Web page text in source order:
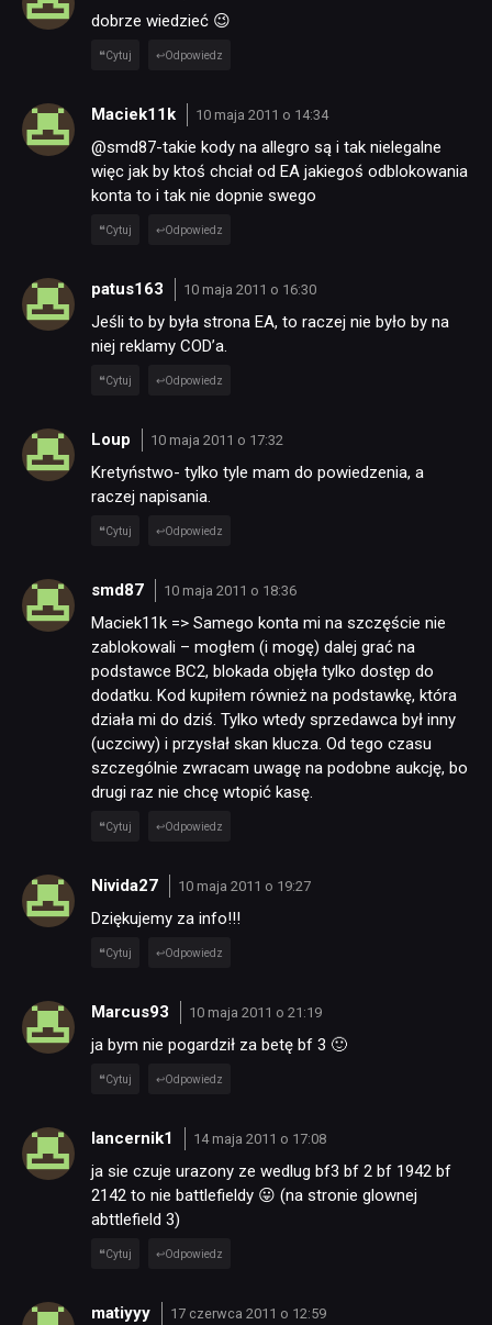
dobrze wiedzieć 😉
Cytuj Odpowiedz
Maciek11k 10 maja 2011 o 14:34
@smd87-takie kody na allegro są i tak nielegalne
więc jak by ktoś chciał od EA jakiegoś odblokowania
konta to i tak nie dopnie swego
Cytuj Odpowiedz
patus163 10 maja 2011 o 16:30
Jeśli to by była strona EA, to raczej nie było by na
niej reklamy COD’a.
Cytuj Odpowiedz
Loup 10 maja 2011 o 17:32
Kretyństwo- tylko tyle mam do powiedzenia, a
raczej napisania.
Cytuj Odpowiedz
smd87 10 maja 2011 o 18:36
Maciek11k => Samego konta mi na szczęście nie
zablokowali – mogłem (i mogę) dalej grać na
podstawce BC2, blokada objęła tylko dostęp do
dodatku. Kod kupiłem również na podstawkę, która
działa mi do dziś. Tylko wtedy sprzedawca był inny
(uczciwy) i przysłał skan klucza. Od tego czasu
szczególnie zwracam uwagę na podobne aukcję, bo
drugi raz nie chcę wtopić kasę.
Cytuj Odpowiedz
Nivida27 10 maja 2011 o 19:27
Dziękujemy za info!!!
Cytuj Odpowiedz
Marcus93 10 maja 2011 o 21:19
ja bym nie pogardził za betę bf 3 🙂
Cytuj Odpowiedz
lancernik1 14 maja 2011 o 17:08
ja sie czuje urazony ze wedlug bf3 bf 2 bf 1942 bf
2142 to nie battlefieldy 😛 (na stronie glownej
abttlefield 3)
Cytuj Odpowiedz
matiyyy 17 czerwca 2011 o 12:59